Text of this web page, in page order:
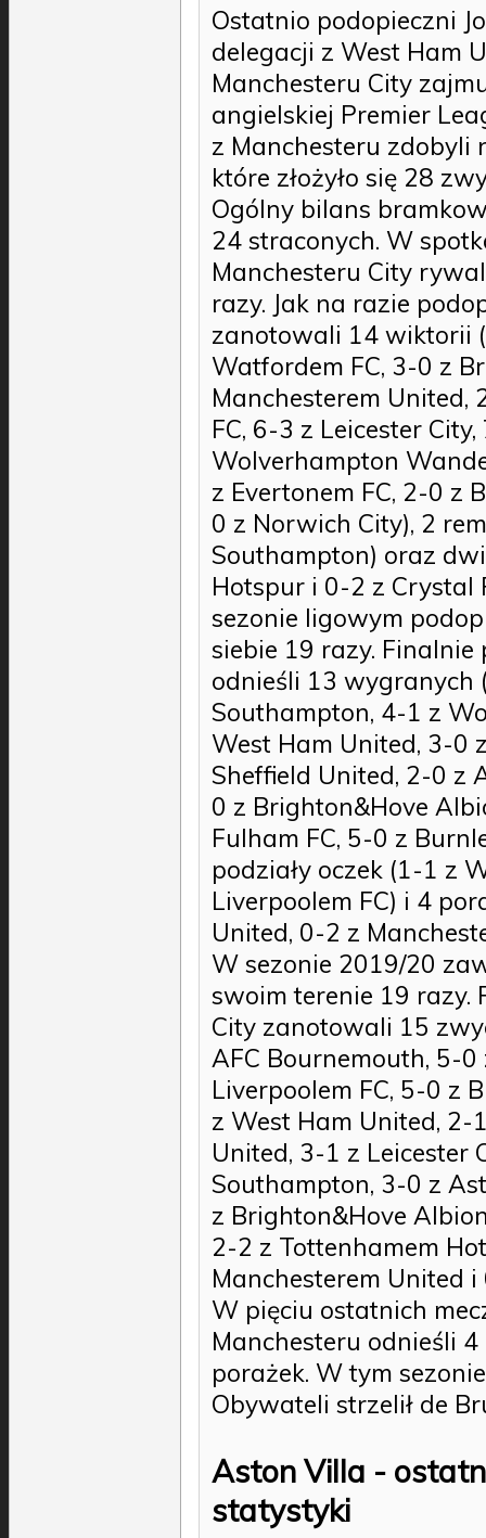
Ostatnio podopieczni
delegacji z West Ham
Manchesteru City
angielskiej Premier
z Manchesteru zdobyli
które złożyło się 28
Ogólny bilans
24 straconych. W
Manchesteru City
razy. Jak na razie
zanotowali 14 wiktorii
Watfordem FC, 3-0 z
Manchesterem United,
FC, 6-3 z Leicester
Wolverhampton
z Evertonem FC, 2-0 z
0 z Norwich City), 2
Southampton) oraz
Hotspur i 0-2 z Crystal
sezonie ligowym
siebie 19 razy. Finalnie
odnieśli 13 wygranych
Southampton, 4-1 z
West Ham United, 3-0
Sheffield United, 2-0 z
0 z Brighton&Hove
Fulham FC, 5-0 z
podziały oczek (1-1 z
Liverpoolem FC) i 4
United, 0-2 z
W sezonie 2019/20
swoim terenie 19 razy.
City zanotowali 15
AFC Bournemouth, 5-
Liverpoolem FC, 5-0 z
z West Ham United, 2-
United, 3-1 z Leicester
Southampton, 3-0 z
z Brighton&Hove
2-2 z Tottenhamem
Manchesterem United
W pięciu ostatnich
Manchesteru odnieśli
porażek. W tym
Obywateli strzelił de
Aston Villa -
statystyki